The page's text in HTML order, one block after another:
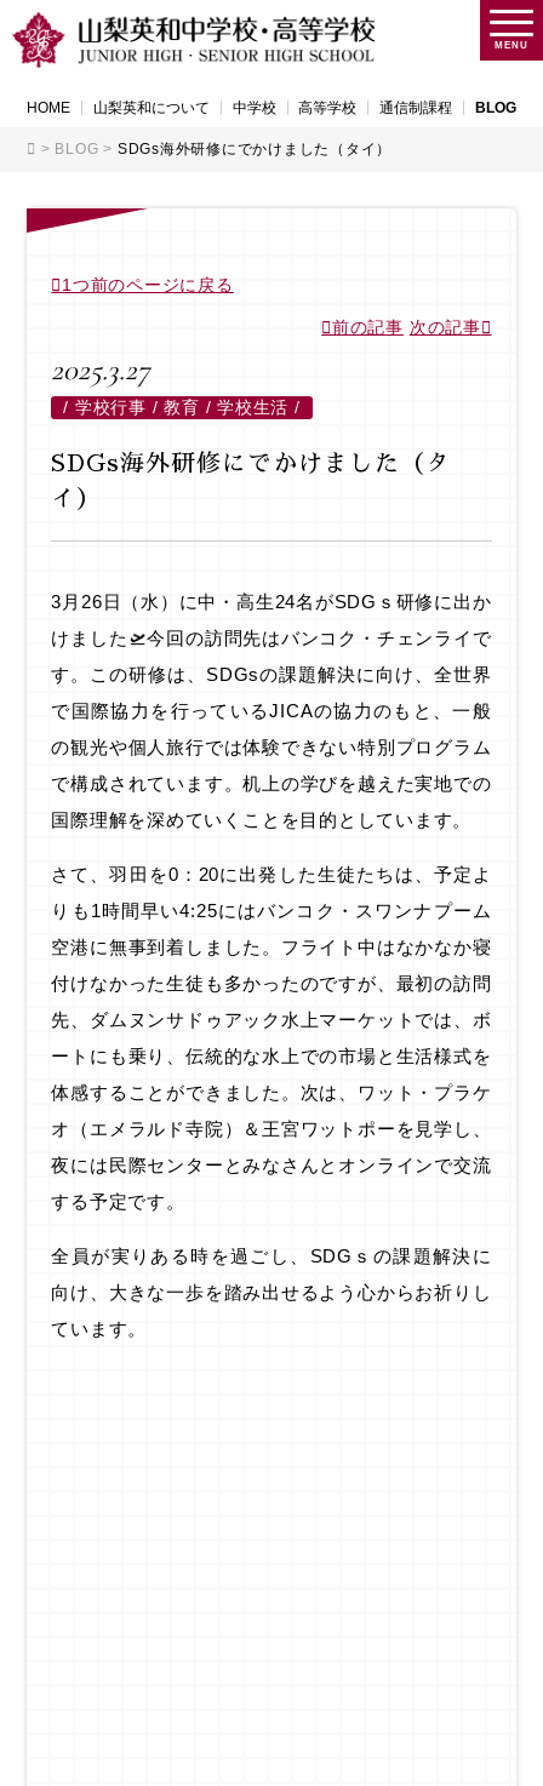
MENU
HOME 山梨英和について 中学校 高等学校 通信制課程 BLOG
> BLOG > SDGs海外研修にでかけました（タイ）
1つ前のページに戻る
前の記事 次の記事
2025.3.27
/ 学校行事 / 教育 / 学校生活 /
SDGs海外研修にでかけました（タ
イ）
3月26日（水）に中・高生24名がSDGｓ研修に出か
けました🛫今回の訪問先はバンコク・チェンライで
す。この研修は、SDGsの課題解決に向け、全世界
で国際協力を行っているJICAの協力のもと、一般
の観光や個人旅行では体験できない特別プログラム
で構成されています。机上の学びを越えた実地での
国際理解を深めていくことを目的としています。
さて、羽田を0：20に出発した生徒たちは、予定よ
りも1時間早い4:25にはバンコク・スワンナプーム
空港に無事到着しました。フライト中はなかなか寝
付けなかった生徒も多かったのですが、最初の訪問
先、ダムヌンサドゥアック水上マーケットでは、ボ
ートにも乗り、伝統的な水上での市場と生活様式を
体感することができました。次は、ワット・プラケ
オ（エメラルド寺院）＆王宮ワットポーを見学し、
夜には民際センターとみなさんとオンラインで交流
する予定です。
全員が実りある時を過ごし、SDGｓの課題解決に
向け、大きな一歩を踏み出せるよう心からお祈りし
ています。